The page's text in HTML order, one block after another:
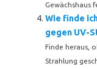
Gewächshaus
Wie finde
gegen UV-
Finde heraus,
Strahlung